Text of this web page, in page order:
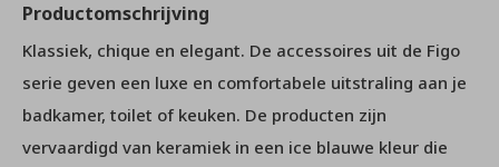
Productomschrijving
Klassiek, chique en elegant. De accessoires uit de Figo
serie geven een luxe en comfortabele uitstraling aan je
badkamer, toilet of keuken. De producten zijn
vervaardigd van keramiek in een ice blauwe kleur die